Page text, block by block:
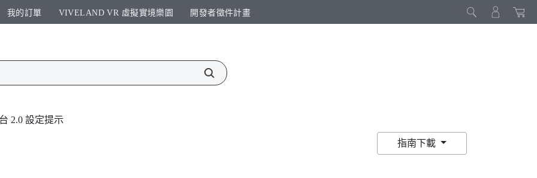
我的訂單 VIVELAND VR 虛擬實境樂園​ 開發者徵件計畫​
2.0 設定提示
指南下載